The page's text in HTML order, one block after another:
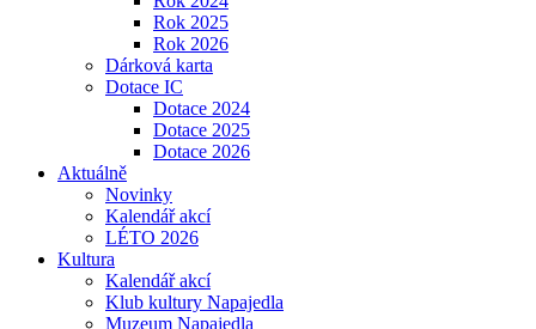
Rok 2025
Rok 2026
Dárková karta
Dotace IC
Dotace 2024
Dotace 2025
Dotace 2026
Aktuálně
Novinky
Kalendář akcí
LÉTO 2026
Kultura
Kalendář akcí
Klub kultury Napajedla
Muzeum Napajedla